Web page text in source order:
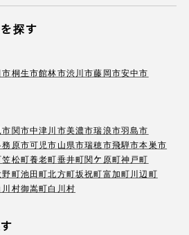
探す
桐生市館林市渋川市藤岡市安中市
関市中津川市美濃市瑞浪市羽島市
務原市可児市山県市瑞穂市飛騨市本巣市
笠松町養老町垂井町関ケ原町神戸町
野町池田町北方町坂祝町富加町川辺町
村御嵩町白川村